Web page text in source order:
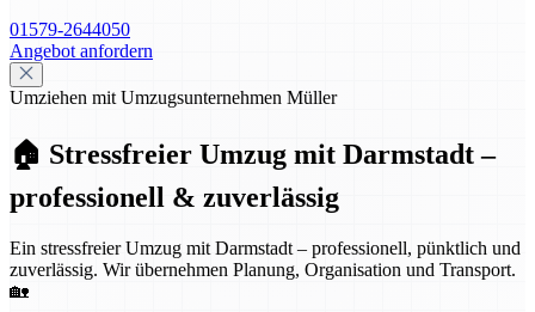
01579-2644050
Angebot anfordern
Umziehen mit Umzugsunternehmen Müller
🏠 Stressfreier Umzug mit Darmstadt –
professionell & zuverlässig
Ein stressfreier Umzug mit Darmstadt – professionell, pünktlich und
zuverlässig. Wir übernehmen Planung, Organisation und Transport.
🏡